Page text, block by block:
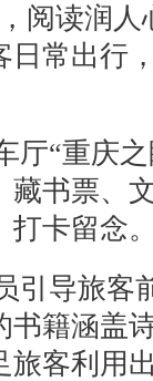
阅读润人
常出行
厅“重庆
书票、
打卡留念
引导旅客
书籍涵盖
客利用